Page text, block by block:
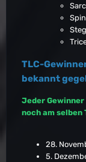
TLC-
bekannt
Jeder
noch am selben
28.
5.